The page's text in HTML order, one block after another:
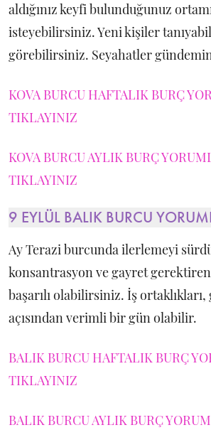
aldığınız keyfi bulunduğunuz
isteyebilirsiniz. Yeni kişiler
görebilirsiniz. Seyahatler
KOVA BURCU HAFTALIK BURÇ
TIKLAYINIZ
KOVA BURCU AYLIK BURÇ
TIKLAYINIZ
9 EYLÜL BALIK BURCU
Ay Terazi burcunda ilerlemeyi
konsantrasyon ve gayret
başarılı olabilirsiniz. İş
açısından verimli bir gün olabilir.
BALIK BURCU HAFTALIK BURÇ
TIKLAYINIZ
BALIK BURCU AYLIK BURÇ